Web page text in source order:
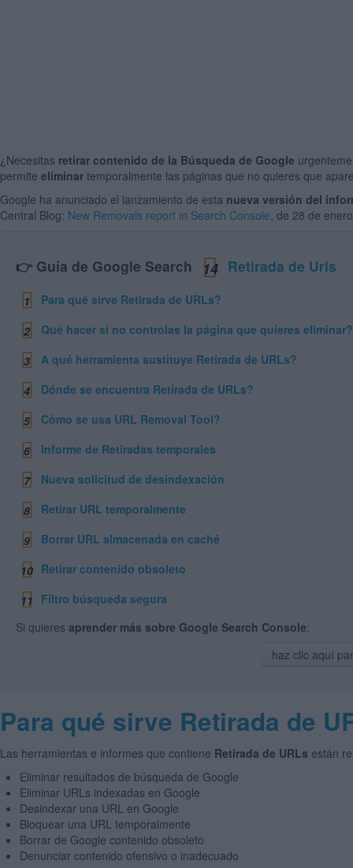
¿Necesitas retirar contenido de la Búsqueda de Google
permite eliminar temporalmente las páginas que no quieres que
Google ha anunciado el lanzamiento de esta nueva versión del
Central Blog: New Removals report in Search Console , de 28 de
👉 Guía de Google Search 14 Retirada de Urls
1 Para qué sirve Retirada de URLs?
2 Qué hacer si no controlas la página que quieres eliminar?
3 A qué herramienta sustituye Retirada de URLs?
4 Dónde se encuentra Retirada de URLs?
5 Cómo se usa URL Removal Tool?
6 Informe de Retiradas temporales
7 Nueva solicitud de desindexación
8 Retirar URL temporalmente
9 Borrar URL almacenada en caché
10 Retirar contenido obsoleto
11 Filtro búsqueda segura
Si quieres aprender más sobre Google Search Console:
haz clic aquí
Para qué sirve Retirada de
Las herramientas e informes que contiene Retirada de URLs están
Eliminar resultados de búsqueda de Google
Eliminar URLs indexadas en Google
Desindexar una URL en Google
Bloquear una URL temporalmente
Borrar de Google contenido obsoleto
Denunciar contenido ofensivo o inadecuado